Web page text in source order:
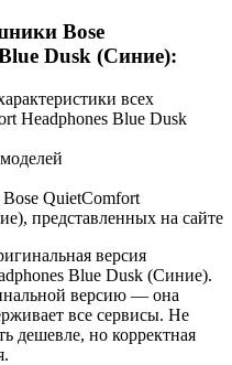
Bose
Dusk (Синие):
всех
Headphones Blue Dusk
QuietComfort
представленных на сайте
версия
Blue Dusk (Синие).
версию — она
все сервисы. Не
дешевле, но корректная